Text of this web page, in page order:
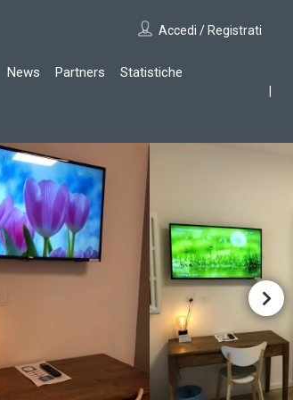
Accedi / Registrati
News Partners Statistiche